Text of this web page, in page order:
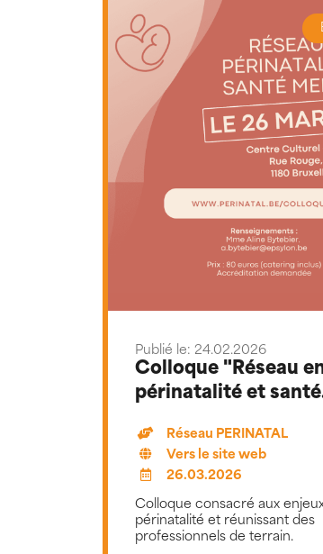
Publié le: 24.02.2026
Colloque "Réseau
périnatalité et santé
Réseau PERINATAL
Vers le site web
26.03.2026
Colloque consacré aux
périnatalité et réunissant des
professionnels de terrain.